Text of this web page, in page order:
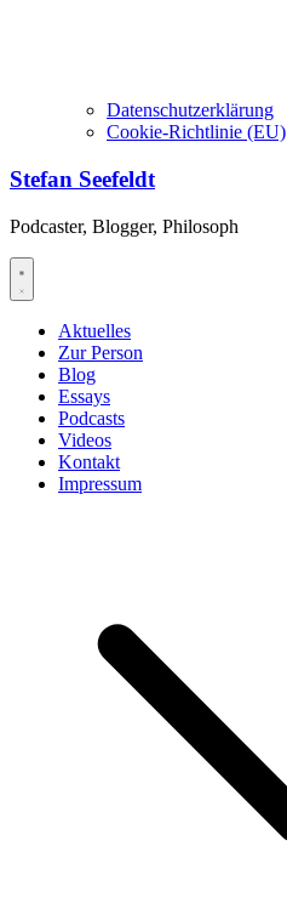
Datenschutzerklärung
Cookie-Richtlinie (EU)
Stefan Seefeldt
Podcaster, Blogger, Philosoph
Aktuelles
Zur Person
Blog
Essays
Podcasts
Videos
Kontakt
Impressum